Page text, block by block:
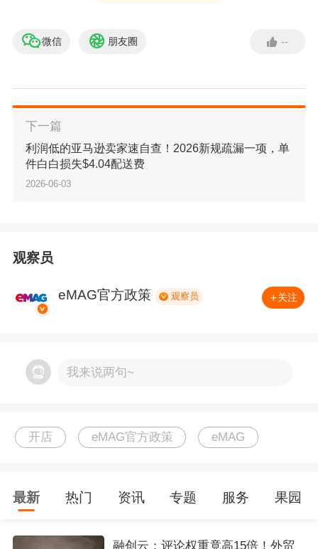
动态KPI工具栏
这是你的虚拟销售助手的一部分，专门为你定
制。这里会显示需要改进的指标、我们的建议和
newsletter
微信 朋友圈 --
下一篇
利润低的亚马逊卖家速自查！2026新规疏漏一项，单
件白白损失$4.04配送费
2026-06-03
观察员
eMAG官方政策 观察员 关注
我来说两句~
开店 eMAG官方政策 eMAG
最新 热门 资讯 专题 服务 果园
融创云：评论权重竟高15倍！外贸